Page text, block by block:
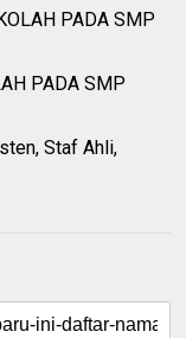
PADA SMP
PADA SMP
Staf Ahli,